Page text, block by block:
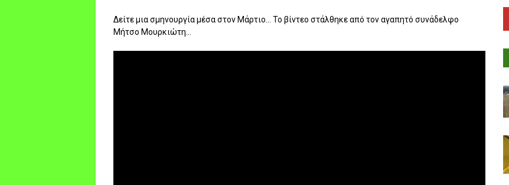
Δείτε μια σμηνουργία μέσα στον Μάρτιο... Το βίντεο στάλθηκε από τον αγαπητό συνάδελφο
Μήτσο Μουρκιώτη...